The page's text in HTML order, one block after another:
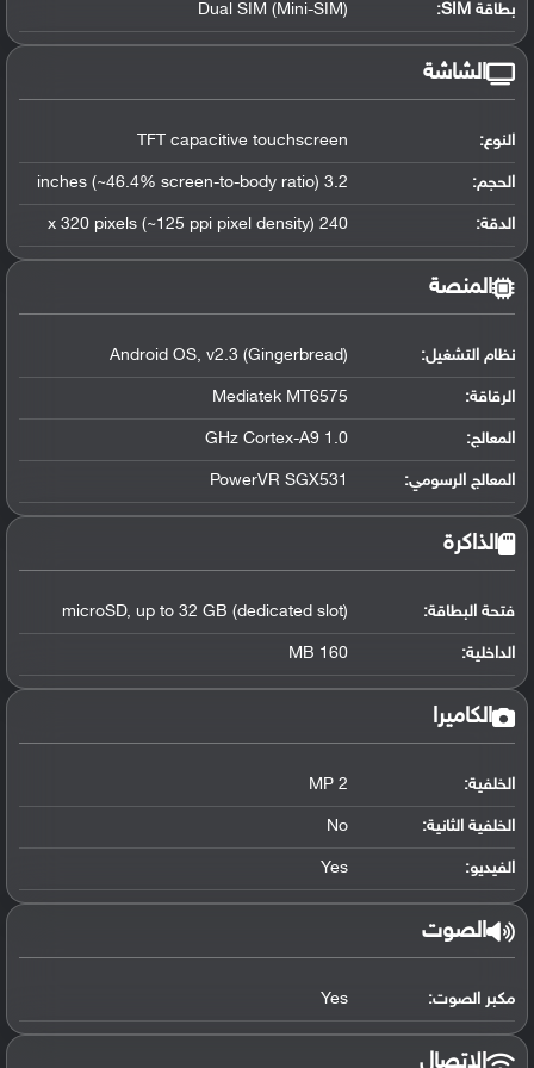
بطاقة SIM: Dual SIM (Mini-SIM)
الشاشة
النوع: TFT capacitive touchscreen
الحجم: 3.2 inches (~46.4% screen-to-body ratio)
الدقة: 240 x 320 pixels (~125 ppi pixel density)
المنصة
نظام التشغيل:
Android OS, v2.3 (Gingerbread)
الرقاقة:
Mediatek MT6575
المعالج:
1.0 GHz Cortex-A9
المعالج الرسومي:
PowerVR SGX531
الذاكرة
فتحة البطاقة: microSD, up to 32 GB (dedicated slot)
الداخلية: 160 MB
الكاميرا
الخلفية: 2 MP
الخلفية الثانية: No
الفيديو: Yes
الصوت
مكبر الصوت: Yes